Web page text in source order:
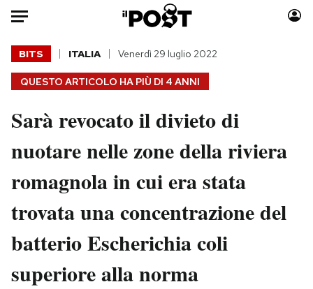
Auto
HOME
Italia
Politica
Tecnologia
Internet
Scienza
Cultura
Sport
Moda
Consumismi
Storie/Idee
Media
Europa
Mondiali calcio 2026
QUESTO ARTICOLO HA PIÙ DI 4 ANNI
BITS ITALIA Venerdì 29 luglio 2022
Sarà revocato il divieto di
nuotare nelle zone della riviera
romagnola in cui era stata
trovata una concentrazione del
batterio Escherichia coli
superiore alla norma